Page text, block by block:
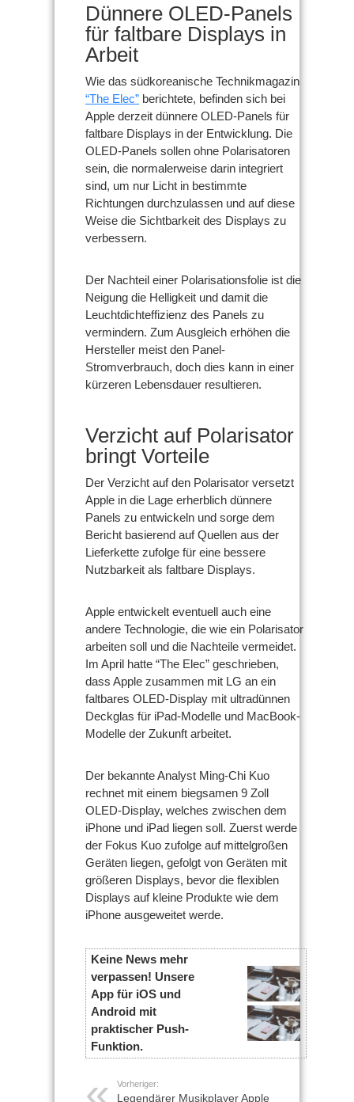
Dünnere OLED-Panels
für faltbare Displays in
Arbeit
Wie das südkoreanische Technikmagazin
“The Elec” berichtete, befinden sich bei
Apple derzeit dünnere OLED-Panels für
faltbare Displays in der Entwicklung. Die
OLED-Panels sollen ohne Polarisatoren
sein, die normalerweise darin integriert
sind, um nur Licht in bestimmte
Richtungen durchzulassen und auf diese
Weise die Sichtbarkeit des Displays zu
verbessern.
Der Nachteil einer Polarisationsfolie ist die
Neigung die Helligkeit und damit die
Leuchtdichteffizienz des Panels zu
vermindern. Zum Ausgleich erhöhen die
Hersteller meist den Panel-
Stromverbrauch, doch dies kann in einer
kürzeren Lebensdauer resultieren.
Verzicht auf Polarisator
bringt Vorteile
Der Verzicht auf den Polarisator versetzt
Apple in die Lage erherblich dünnere
Panels zu entwickeln und sorge dem
Bericht basierend auf Quellen aus der
Lieferkette zufolge für eine bessere
Nutzbarkeit als faltbare Displays.
Apple entwickelt eventuell auch eine
andere Technologie, die wie ein Polarisator
arbeiten soll und die Nachteile vermeidet.
Im April hatte “The Elec” geschrieben,
dass Apple zusammen mit LG an ein
faltbares OLED-Display mit ultradünnen
Deckglas für iPad-Modelle und MacBook-
Modelle der Zukunft arbeitet.
Der bekannte Analyst Ming-Chi Kuo
rechnet mit einem biegsamen 9 Zoll
OLED-Display, welches zwischen dem
iPhone und iPad liegen soll. Zuerst werde
der Fokus Kuo zufolge auf mittelgroßen
Geräten liegen, gefolgt von Geräten mit
größeren Displays, bevor die flexiblen
Displays auf kleine Produkte wie dem
iPhone ausgeweitet werde.
Keine News mehr
verpassen! Unsere
App für iOS und
Android mit
praktischer Push-
Funktion.
Vorheriger:
Legendärer Musikplayer Apple